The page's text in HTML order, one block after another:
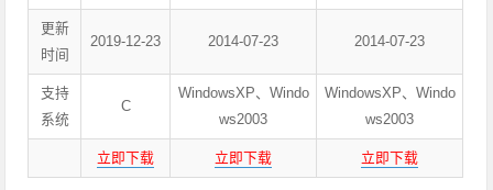
更新
时间
2019-12-23 2014-07-23 2014-07-23
支持
系统
C
WindowsXP、Windo
ws2003
WindowsXP、Windo
ws2003
立即下载 立即下载 立即下载